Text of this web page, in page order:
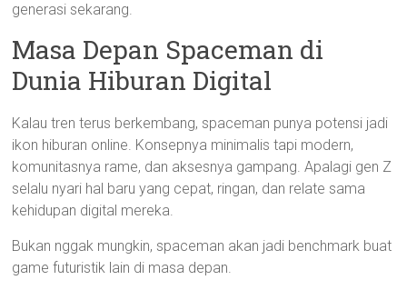
generasi sekarang.
Masa Depan Spaceman di
Dunia Hiburan Digital
Kalau tren terus berkembang, spaceman punya potensi jadi
ikon hiburan online. Konsepnya minimalis tapi modern,
komunitasnya rame, dan aksesnya gampang. Apalagi gen Z
selalu nyari hal baru yang cepat, ringan, dan relate sama
kehidupan digital mereka.
Bukan nggak mungkin, spaceman akan jadi benchmark buat
game futuristik lain di masa depan.